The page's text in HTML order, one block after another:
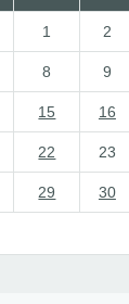
1 2
8 9
15 16
22 23
29 30